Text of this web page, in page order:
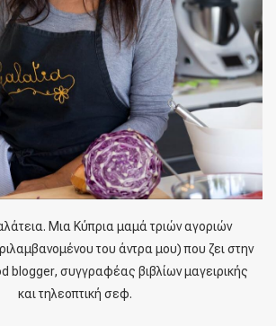
Μια Κύπρια μαμά τριών αγοριών
του άντρα μου) που ζει στην
blogger, συγγραφέας βιβλίων μαγειρικής
και τηλεοπτική σεφ.